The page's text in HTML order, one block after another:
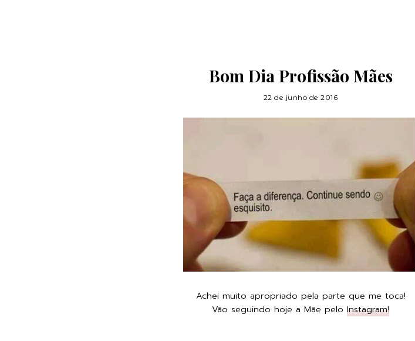
Bom Dia Profissão Mães
22 de junho de 2016
Achei muito apropriado pela parte que me toca!
Vão seguindo hoje a Mãe pelo Instagram!